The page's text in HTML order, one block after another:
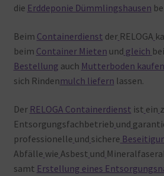
die Erddeponie Dümmlingshausen
Beim Containerdienst der RELOGA
beim Container Mieten und gleich bei
Bestellung auch Mutterboden kaufen
sich Rindenmulch liefern lassen.
Der RELOGA Containerdienst ist ein
Entsorgungsfachbetrieb und
professionelle und sichere
Abfälle wie Asbest und
samt Erstellung eines